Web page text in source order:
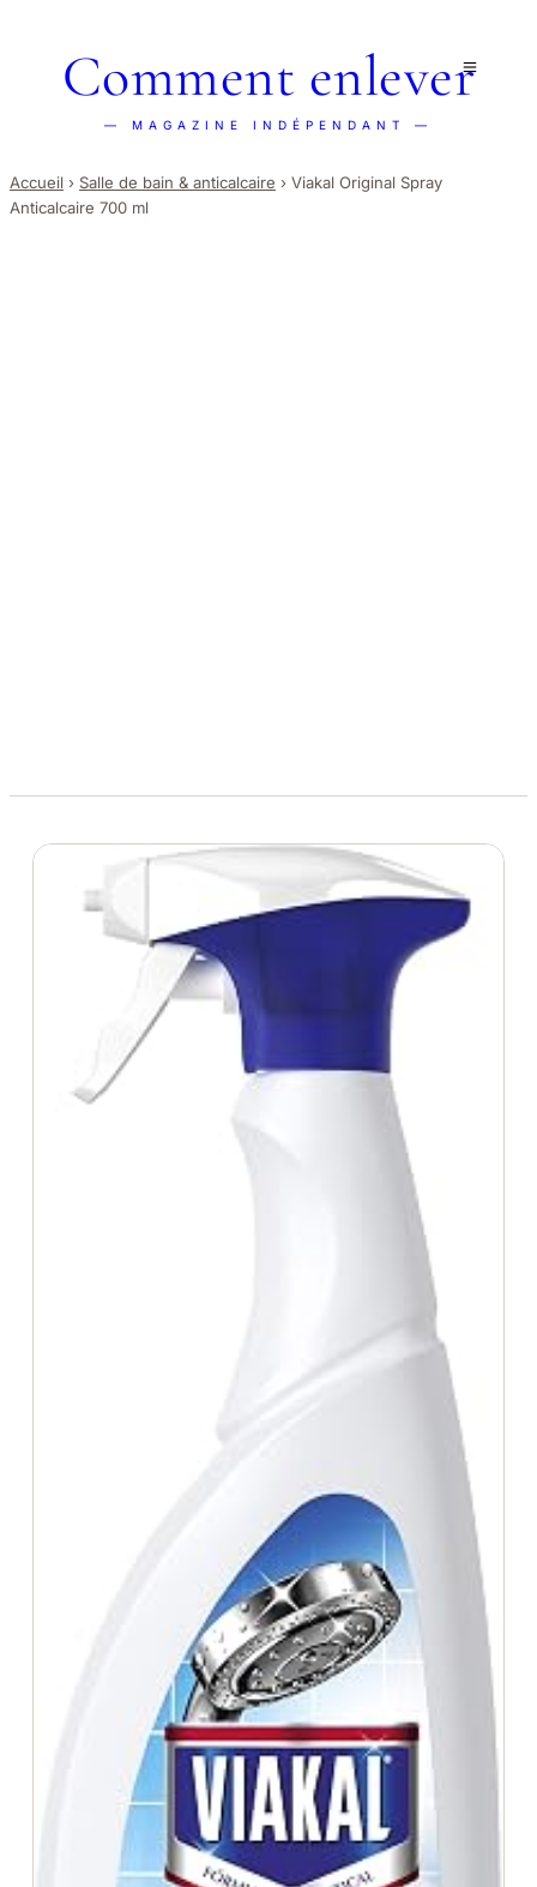
Comment enlever
— MAGAZINE INDÉPENDANT —
Accueil › Salle de bain & anticalcaire › Viakal Original Spray
Anticalcaire 700 ml